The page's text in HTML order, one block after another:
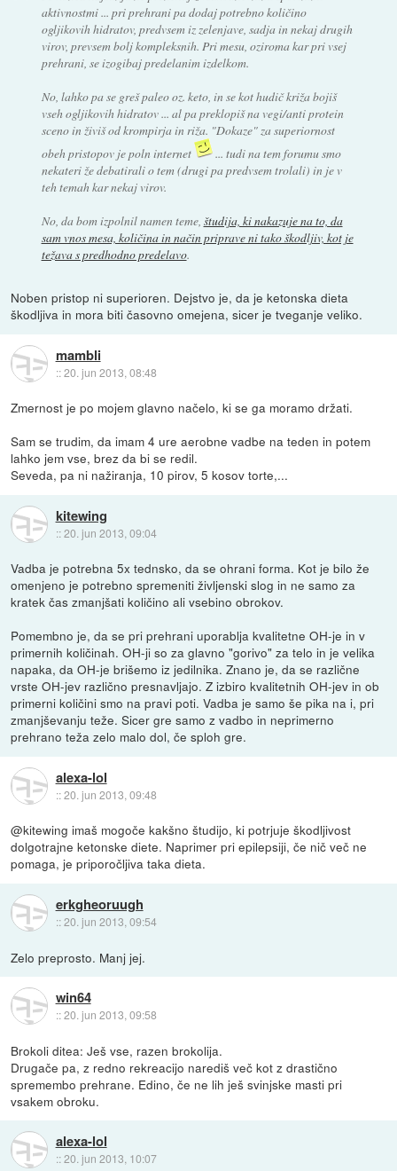
aktivnostmi ... pri prehrani pa dodaj potrebno količino
ogljikovih hidratov, predvsem iz zelenjave, sadja in nekaj drugih
virov, prevsem bolj kompleksnih. Pri mesu, oziroma kar pri vsej
prehrani, se izogibaj predelanim izdelkom.
No, lahko pa se greš paleo oz. keto, in se kot hudič križa bojiš
vseh ogljikovih hidratov ... al pa preklopiš na vegi/anti protein
sceno in živiš od krompirja in riža. "Dokaze" za superiornost
obeh pristopov je poln internet
... tudi na tem forumu smo
nekateri že debatirali o tem (drugi pa predvsem trolali) in je v
teh temah kar nekaj virov.
No, da bom izpolnil namen teme, študija, ki nakazuje na to, da
sam vnos mesa, količina in način priprave ni tako škodljiv, kot je
težava s predhodno predelavo.
Noben pristop ni superioren. Dejstvo je, da je ketonska dieta
škodljiva in mora biti časovno omejena, sicer je tveganje veliko.
mambli
::20. jun 2013, 08:48
Zmernost je po mojem glavno načelo, ki se ga moramo držati.
Sam se trudim, da imam 4 ure aerobne vadbe na teden in potem
lahko jem vse, brez da bi se redil.
Seveda, pa ni nažiranja, 10 pirov, 5 kosov torte,...
kitewing
::20. jun 2013, 09:04
Vadba je potrebna 5x tednsko, da se ohrani forma. Kot je bilo že
omenjeno je potrebno spremeniti življenski slog in ne samo za
kratek čas zmanjšati količino ali vsebino obrokov.
Pomembno je, da se pri prehrani uporablja kvalitetne OH-je in v
primernih količinah. OH-ji so za glavno "gorivo" za telo in je velika
napaka, da OH-je brišemo iz jedilnika. Znano je, da se različne
vrste OH-jev različno presnavljajo. Z izbiro kvalitetnih OH-jev in ob
primerni količini smo na pravi poti. Vadba je samo še pika na i, pri
zmanjševanju teže. Sicer gre samo z vadbo in neprimerno
prehrano teža zelo malo dol, če sploh gre.
alexa-lol
::20. jun 2013, 09:48
@kitewing imaš mogoče kakšno študijo, ki potrjuje škodljivost
dolgotrajne ketonske diete. Naprimer pri epilepsiji, če nič več ne
pomaga, je priporočljiva taka dieta.
erkgheoruugh
::20. jun 2013, 09:54
Zelo preprosto. Manj jej.
win64
::20. jun 2013, 09:58
Brokoli ditea: Ješ vse, razen brokolija.
Drugače pa, z redno rekreacijo narediš več kot z drastično
spremembo prehrane. Edino, če ne lih ješ svinjske masti pri
vsakem obroku.
alexa-lol
::20. jun 2013, 10:07